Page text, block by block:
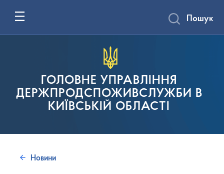
ГОЛОВНЕ УПРАВЛІННЯ
ДЕРЖПРОДСПОЖИВСЛУЖБИ В
КИЇВСЬКІЙ ОБЛАСТІ
Пошук
Новини